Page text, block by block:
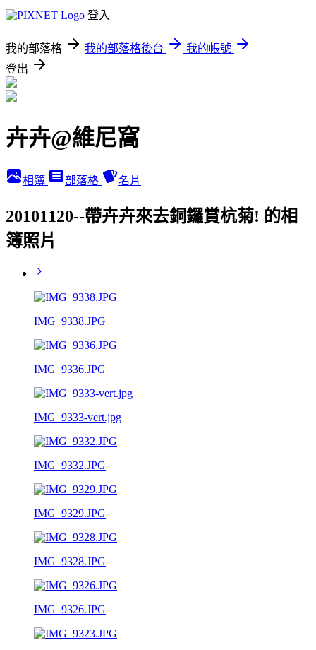
登入
我的部落格 我的部落格後台
我的帳號
登出
卉卉@維尼窩
相簿 部落格 名片
20101120--帶卉卉來去銅鑼賞杭菊! 的相
簿照片
IMG_9338.JPG
IMG_9336.JPG
IMG_9333-vert.jpg
IMG_9332.JPG
IMG_9329.JPG
IMG_9328.JPG
IMG_9326.JPG